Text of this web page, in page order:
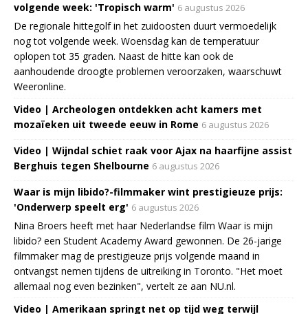
volgende week: 'Tropisch warm' 6 augustus 2026
De regionale hittegolf in het zuidoosten duurt vermoedelijk
nog tot volgende week. Woensdag kan de temperatuur
oplopen tot 35 graden. Naast de hitte kan ook de
aanhoudende droogte problemen veroorzaken, waarschuwt
Weeronline.
Video | Archeologen ontdekken acht kamers met
mozaïeken uit tweede eeuw in Rome 6 augustus 2026
Video | Wijndal schiet raak voor Ajax na haarfijne assist
Berghuis tegen Shelbourne 6 augustus 2026
Waar is mijn libido?-filmmaker wint prestigieuze prijs:
'Onderwerp speelt erg' 6 augustus 2026
Nina Broers heeft met haar Nederlandse film Waar is mijn
libido? een Student Academy Award gewonnen. De 26-jarige
filmmaker mag de prestigieuze prijs volgende maand in
ontvangst nemen tijdens de uitreiking in Toronto. "Het moet
allemaal nog even bezinken", vertelt ze aan NU.nl.
Video | Amerikaan springt net op tijd weg terwijl